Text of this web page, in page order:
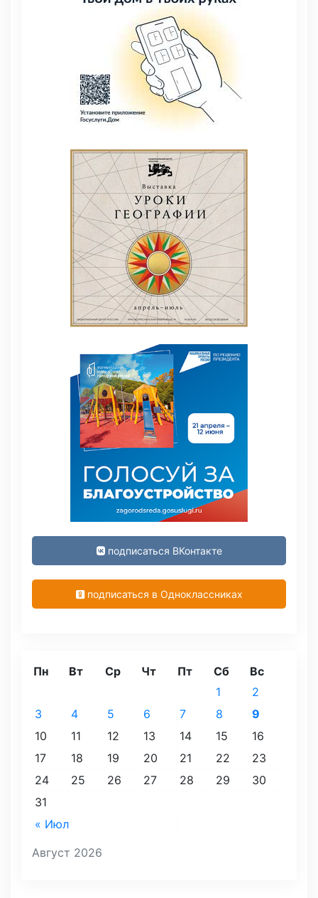
подписаться ВКонтакте
подписаться в Одноклассниках
Август 2026
Пн Вт Ср Чт Пт Сб Вс
« Июл
1
2
3
4 5 6 7 8
9
10
11 12 13 14 15
16
17
18 19 20 21 22
23
24
25 26 27 28 29
30
31